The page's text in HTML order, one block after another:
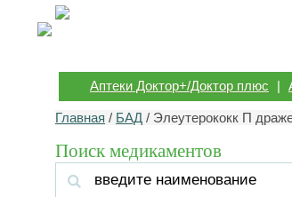
Аптеки Доктор+/Доктор плюс |
Главная / БАД / Элеутерококк П
Поиск медикаментов